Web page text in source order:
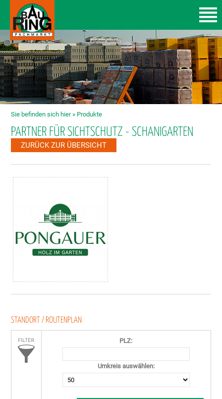
Sie befinden sich hier » Produkte
ZURÜCK ZUR ÜBERSICHT
PARTNER FÜR SICHTSCHUTZ - SCHANIGARTEN
STANDORT / ROUTENPLAN
PLZ:
Umkreis auswählen: